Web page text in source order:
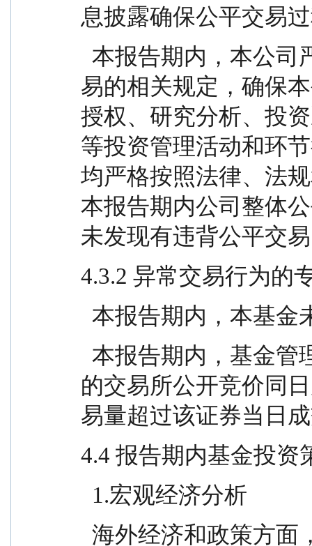
息披露确保公平交易
易的相关规定，确保
授权、研究分析、投
等投资管理活动和环
均严格按照法律、法
本报告期内公司整体
未发现有违背公平交
4.3.2 异常交易行为的
本报告期内，本基
的交易所公开竞价同
易量超过该证券当日
4.4 报告期内基金投资
  1.宏观经济分析